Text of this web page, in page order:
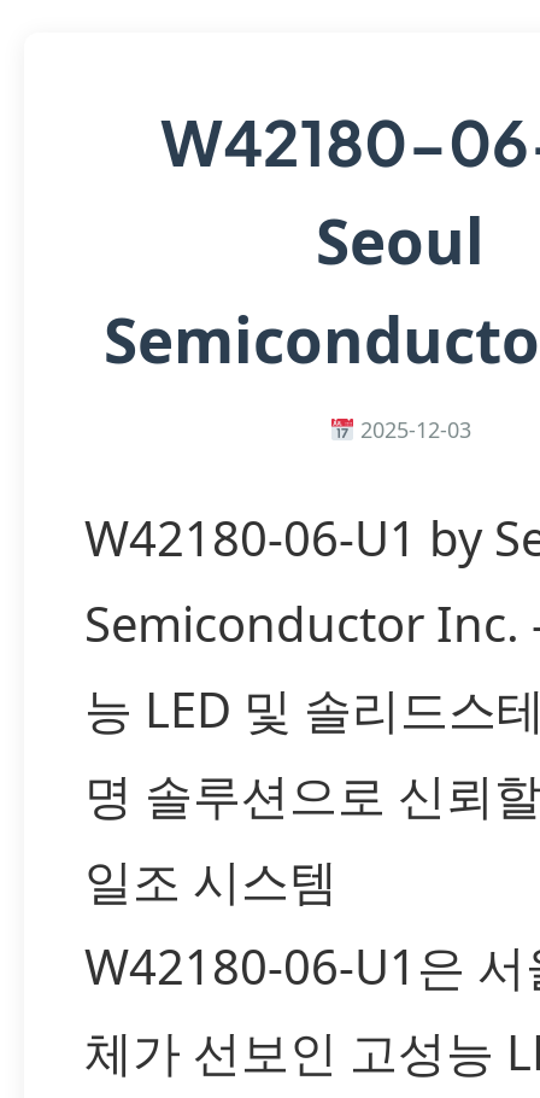
W42180-
Seoul
2025-12-03
W42180-06-U1 by
Semiconductor
능 LED 및 솔리드스
명 솔루션으로 신뢰
일조 시스템
W42180-06-U1은
체가 선보인 고성능